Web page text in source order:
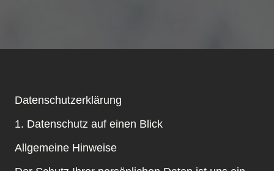
Datenschutzerklärung
1. Datenschutz auf einen Blick
Allgemeine Hinweise